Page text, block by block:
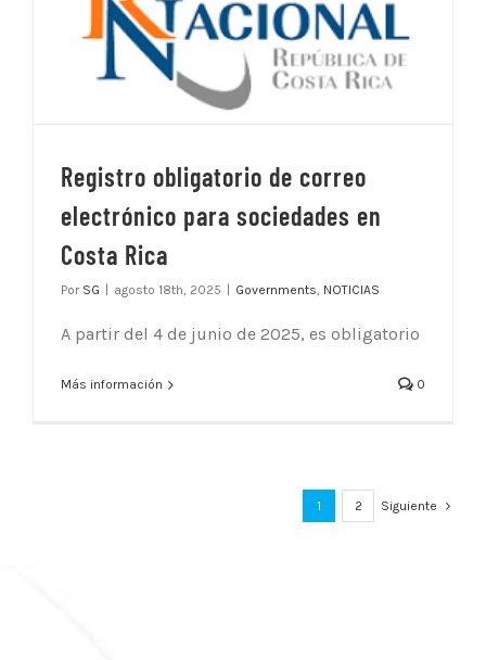
Registro obligatorio de correo
electrónico para sociedades en
Costa Rica
Por SG agosto 18th, 2025 Governments, NOTICIAS
A partir del 4 de junio de 2025, es obligatorio
Más información 0
1 2 Siguiente